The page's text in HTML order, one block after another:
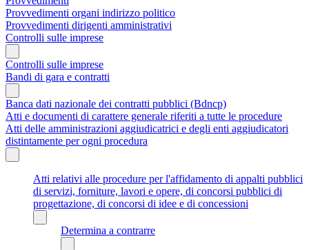
Provvedimenti organi indirizzo politico
Provvedimenti dirigenti amministrativi
Controlli sulle imprese
Controlli sulle imprese
Bandi di gara e contratti
Banca dati nazionale dei contratti pubblici (Bdncp)
Atti e documenti di carattere generale riferiti a tutte le procedure
Atti delle amministrazioni aggiudicatrici e degli enti aggiudicatori
distintamente per ogni procedura
Atti relativi alle procedure per l'affidamento di appalti pubblici
di servizi, forniture, lavori e opere, di concorsi pubblici di
progettazione, di concorsi di idee e di concessioni
Determina a contrarre